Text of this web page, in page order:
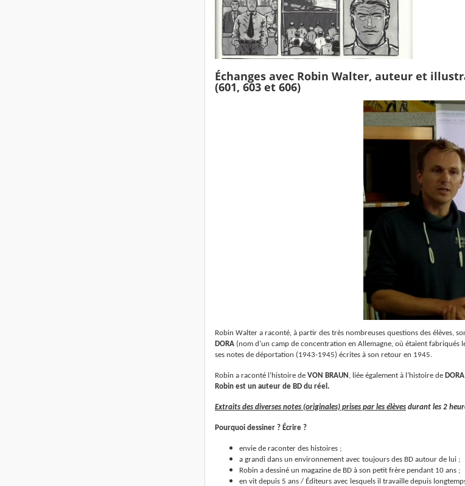
Échanges avec Robin Walter, auteur et
(601, 603 et 606)
Robin Walter a raconté, à partir des très nombreuses questions des élèves,
DORA (nom d’un camp de concentration en Allemagne, où étaient fabriqués
ses notes de déportation (1943-1945) écrites à son retour en 1945.
Robin a raconté l’histoire de VON BRAUN , liée également à l’histoire de DORA
Robin est un auteur de BD du réel.
Extraits des diverses notes (originales) prises par les élèves durant les 2
Pourquoi dessiner ? Écrire ?
envie de raconter des histoires ;
a grandi dans un environnement avec toujours des BD autour de lui ;
Robin a dessiné un magazine de BD à son petit frère pendant 10 ans ;
en vit depuis 5 ans / Éditeurs avec lesquels il travaille depuis